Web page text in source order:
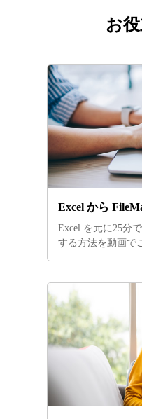
お
Excel から
Excel を元に25分
する方法を動画で